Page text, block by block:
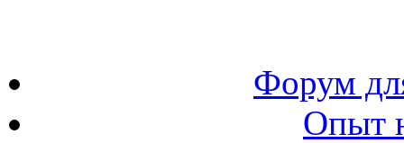
Форум
Опыт